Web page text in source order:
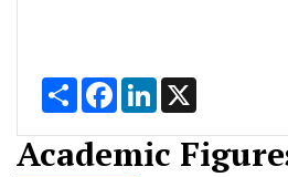
Share FacebookLinkedIn
Academic